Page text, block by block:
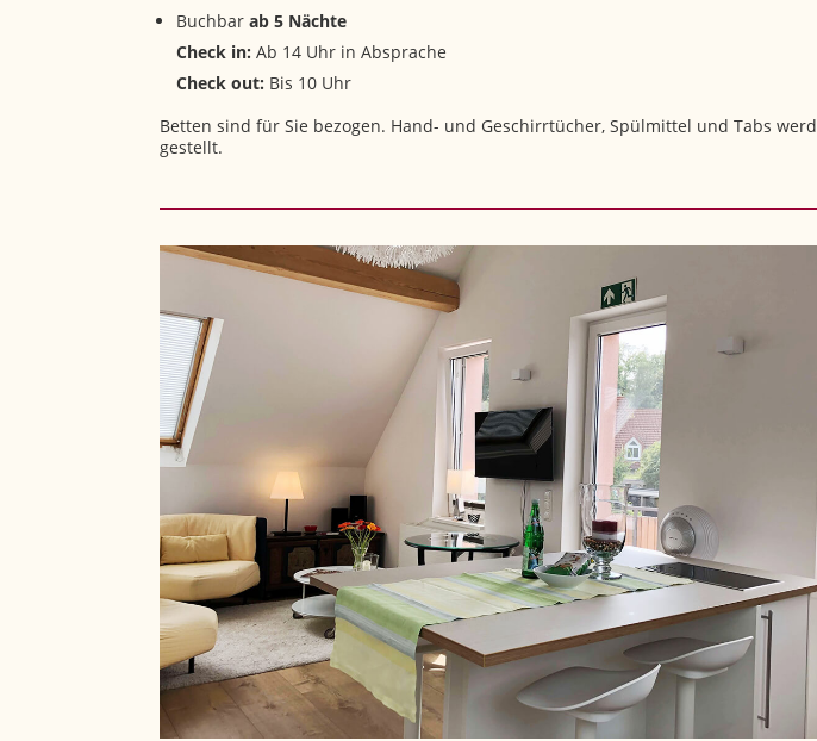
Buchbarab 5 Nächte
Check in: Ab 14 Uhr in Absprache
Check out: Bis 10 Uhr
Betten sind für Sie bezogen. Hand- und Geschirrtücher, Spülmittel und Tabs
gestellt.